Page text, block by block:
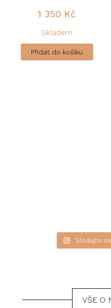
1 350 Kč
Skladem
Přidat do košíku
Sledujte
VŠE O